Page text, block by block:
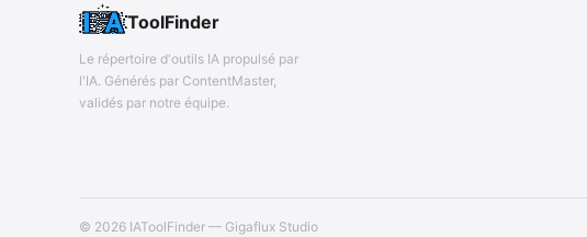
ToolFinder
Le répertoire d'outils IA propulsé par
l'IA. Générés par ContentMaster,
validés par notre équipe.
© 2026 IAToolFinder — Gigaflux Studio